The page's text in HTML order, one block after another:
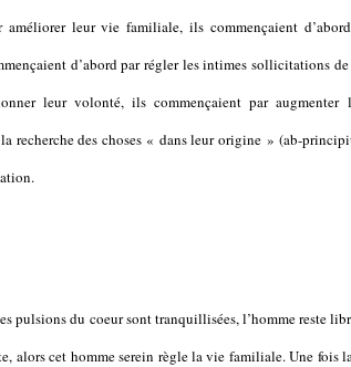
leur vie familiale, ils commençaient
d’abord par régler les intimes sollicitations
leur volonté, ils commençaient par augmenter
recherche des choses « dans leur origine » (ab-
pulsions du coeur sont tranquillisées, l’homme reste
alors cet homme serein règle la vie familiale. Une fois